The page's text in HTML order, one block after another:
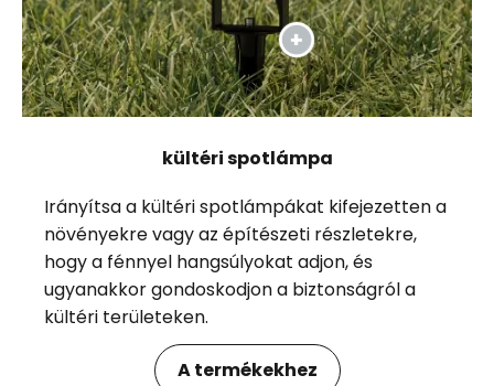
kültéri spotlámpa
Irányítsa a kültéri spotlámpákat kifejezetten a
növényekre vagy az építészeti részletekre,
hogy a fénnyel hangsúlyokat adjon, és
ugyanakkor gondoskodjon a biztonságról a
kültéri területeken.
A termékekhez